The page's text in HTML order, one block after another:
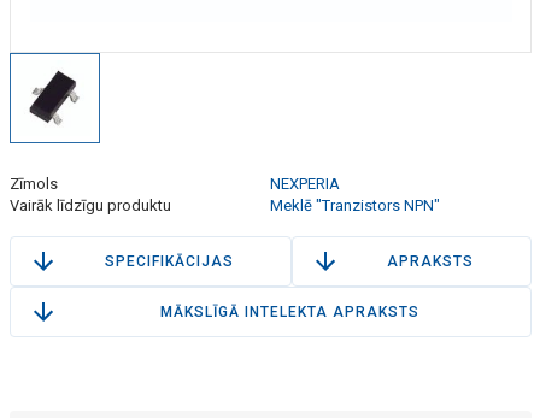
Zīmols
NEXPERIA
Vairāk līdzīgu produktu
Meklē "Tranzistors NPN"
SPECIFIKĀCIJAS APRAKSTS
MĀKSLĪGĀ INTELEKTA APRAKSTS